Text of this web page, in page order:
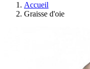
Accueil
Graisse d'oie